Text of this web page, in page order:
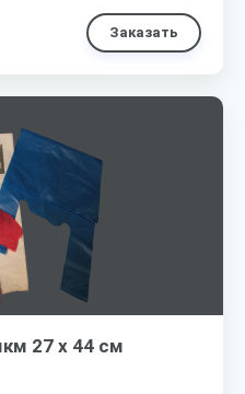
Заказать
27 х 44 см